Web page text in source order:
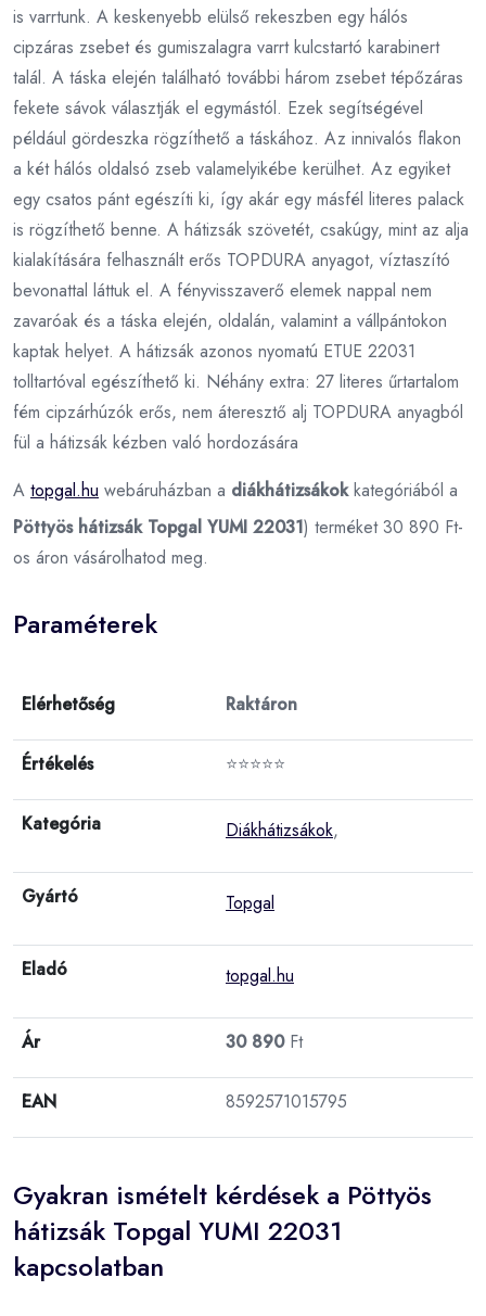
is varrtunk. A keskenyebb elülső rekeszben egy hálós
cipzáras zsebet és gumiszalagra varrt kulcstartó karabinert
talál. A táska elején található további három zsebet tépőzáras
fekete sávok választják el egymástól. Ezek segítségével
például gördeszka rögzíthető a táskához. Az innivalós flakon
a két hálós oldalsó zseb valamelyikébe kerülhet. Az egyiket
egy csatos pánt egészíti ki, így akár egy másfél literes palack
is rögzíthető benne. A hátizsák szövetét, csakúgy, mint az alja
kialakítására felhasznált erős TOPDURA anyagot, víztaszító
bevonattal láttuk el. A fényvisszaverő elemek nappal nem
zavaróak és a táska elején, oldalán, valamint a vállpántokon
kaptak helyet. A hátizsák azonos nyomatú ETUE 22031
tolltartóval egészíthető ki. Néhány extra: 27 literes űrtartalom
fém cipzárhúzók erős, nem áteresztő alj TOPDURA anyagból
fül a hátizsák kézben való hordozására
A topgal.hu webáruházban a diákhátizsákokkategóriából a
Pöttyös hátizsák Topgal YUMI 22031) terméket 30 890 Ft-
os áron vásárolhatod meg.
Paraméterek
Elérhetőség Raktáron
Értékelés ⭐⭐⭐⭐⭐
Kategória Diákhátizsákok,
Gyártó Topgal
Eladó topgal.hu
Ár 30 890Ft
EAN 8592571015795
Gyakran ismételt kérdések a Pöttyös
hátizsák Topgal YUMI 22031
kapcsolatban